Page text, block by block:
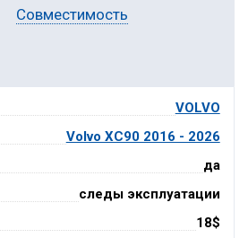
Совместимость
VOLVO
Volvo XC90 2016 - 2026
да
следы эксплуатации
18$